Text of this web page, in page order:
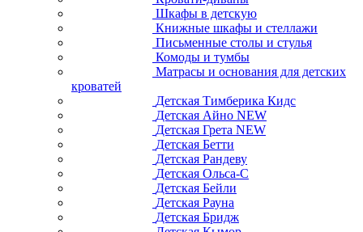
Шкафы в детскую
Книжные шкафы и стеллажи
Письменные столы и стулья
Комоды и тумбы
Матрасы и основания для детских
кроватей
Детская Тимберика Кидс
Детская Айно NEW
Детская Грета NEW
Детская Бетти
Детская Рандеву
Детская Ольса-С
Детская Бейли
Детская Рауна
Детская Бридж